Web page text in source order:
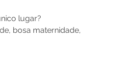
lugar?
bosa maternidade,